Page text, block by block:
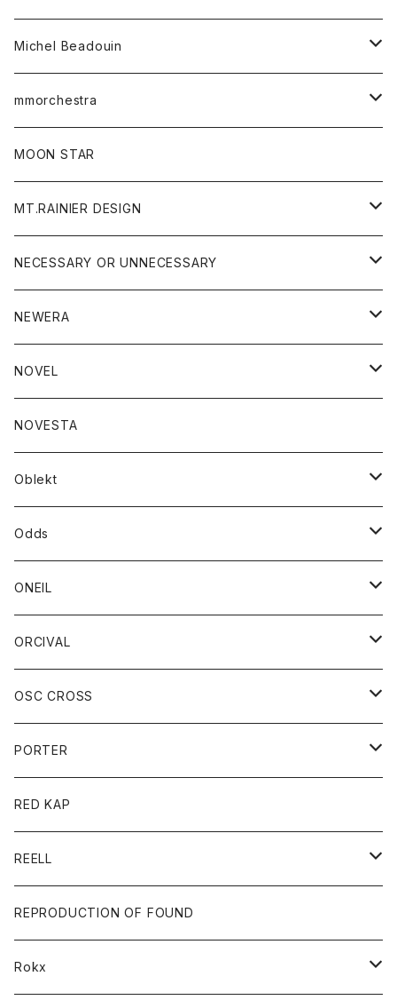
ポロシャツ
ロングスリーブTシャツ
フリース
ベルト
Michel Beadouin
トップス
ジャケット
ニット
パンツ
mmorchestra
帽子
MOON STAR
MT.RAINIER DESIGN
アウター
コート
ジャケット
アクセサリー
バッグ
グッズ
ウォレット
靴
トップス
ジャケット
シャツ
ボトム
ショートパンツ
パンツ
レディース
シャツ
Tシャツ
NECESSARY OR UNNECESSARY
アウター
コート
ジャケット
アクセサリー
バッグ
ブレスレット
グッズ
靴
ストール/マフラー
トップス
シャツ
シャツジャケット
ロングスリーブＴシャツ
ボトム
ショートパンツ
ジーンズ
NEWERA
帽子
NOVEL
トップス
カットソー
スエット
ボトム
NOVESTA
Oblekt
ボトム
ショートパンツ
パンツ
レディース
ボトム
Odds
帽子
ONEIL
スカート
ORCIVAL
アウター
コート
ジャケット
アクセサリー
バッグ
キッズ
Tシャツ
帽子
グッズ
靴
バック
トップス
カットソー
ボトムス
OSC CROSS
ダウンジャケット
PORTER
カードホルダー
キーホルダー
財布
バック
RED KAP
REELL
パンツ
ショートパンツ
REPRODUCTION OF FOUND
Rokx